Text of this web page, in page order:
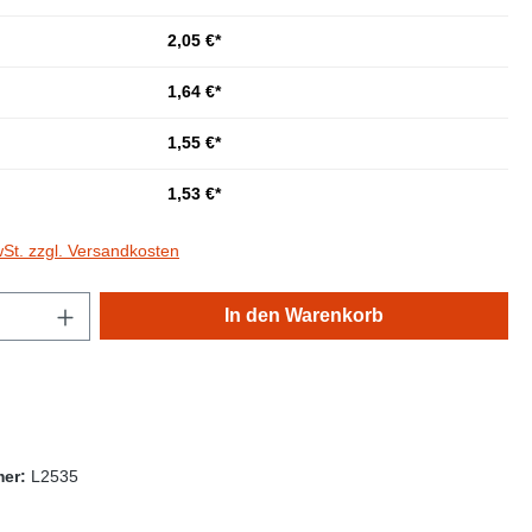
2,05 €*
1,64 €*
1,55 €*
1,53 €*
zzgl. Versandkosten
Anzahl: Gib den gewünschten Wert ein
In den Warenkorb
L2535